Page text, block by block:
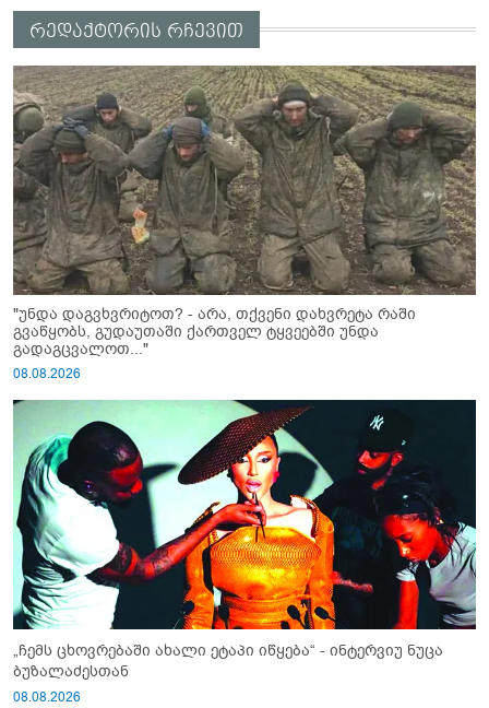
რედაქტორის რჩევით
"უნდა დაგვხვრიტოთ? - არა, თქვენი დახვრეტა რაში
გვაწყობს, გუდაუთაში ქართველ ტყვეებში უნდა
გადაგცვალოთ..."
08.08.2026
„ჩემს ცხოვრებაში ახალი ეტაპი იწყება“ - ინტერვიუ ნუცა
ბუზალაძესთან
08.08.2026